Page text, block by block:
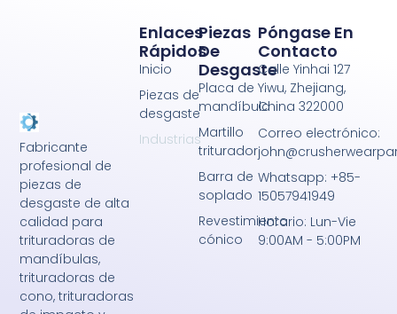
Fabricante
profesional de
piezas de
desgaste de alta
calidad para
trituradoras de
mandíbulas,
trituradoras de
cono, trituradoras
Piezas
De
Desgaste
Placa de
mandíbula
Martillo
triturador
Barra de
soplado
Revestimiento
cónico
Enlaces
Rápidos
Inicio
Piezas de
desgaste
Industrias
Póngase En
Contacto
Calle Yinhai 127
Yiwu, Zhejiang,
China 322000
Correo electrónico:
Whatsapp: +85-
15057941949
Horario: Lun-Vie
9:00AM - 5:00PM